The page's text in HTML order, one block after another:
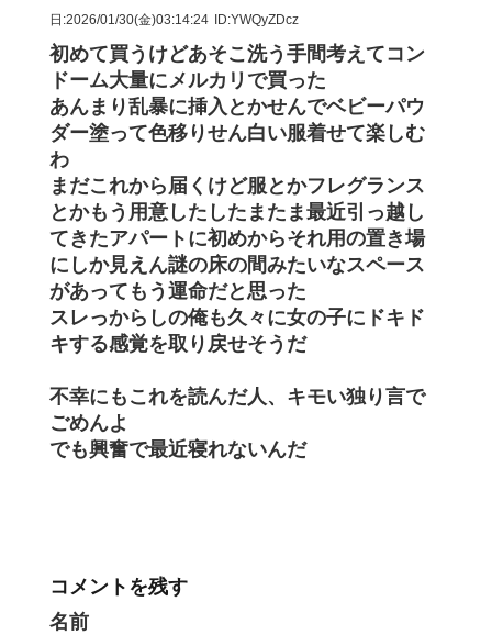
日:2026/01/30(金)03:14:24 ID:YWQyZDcz
初めて買うけどあそこ洗う手間考えてコン
ドーム大量にメルカリで買った
あんまり乱暴に挿入とかせんでベビーパウ
ダー塗って色移りせん白い服着せて楽しむ
わ
まだこれから届くけど服とかフレグランス
とかもう用意したしたまたま最近引っ越し
てきたアパートに初めからそれ用の置き場
にしか見えん謎の床の間みたいなスペース
があってもう運命だと思った
スレっからしの俺も久々に女の子にドキド
キする感覚を取り戻せそうだ
不幸にもこれを読んだ人、キモい独り言で
ごめんよ
でも興奮で最近寝れないんだ
コメントを残す
名前